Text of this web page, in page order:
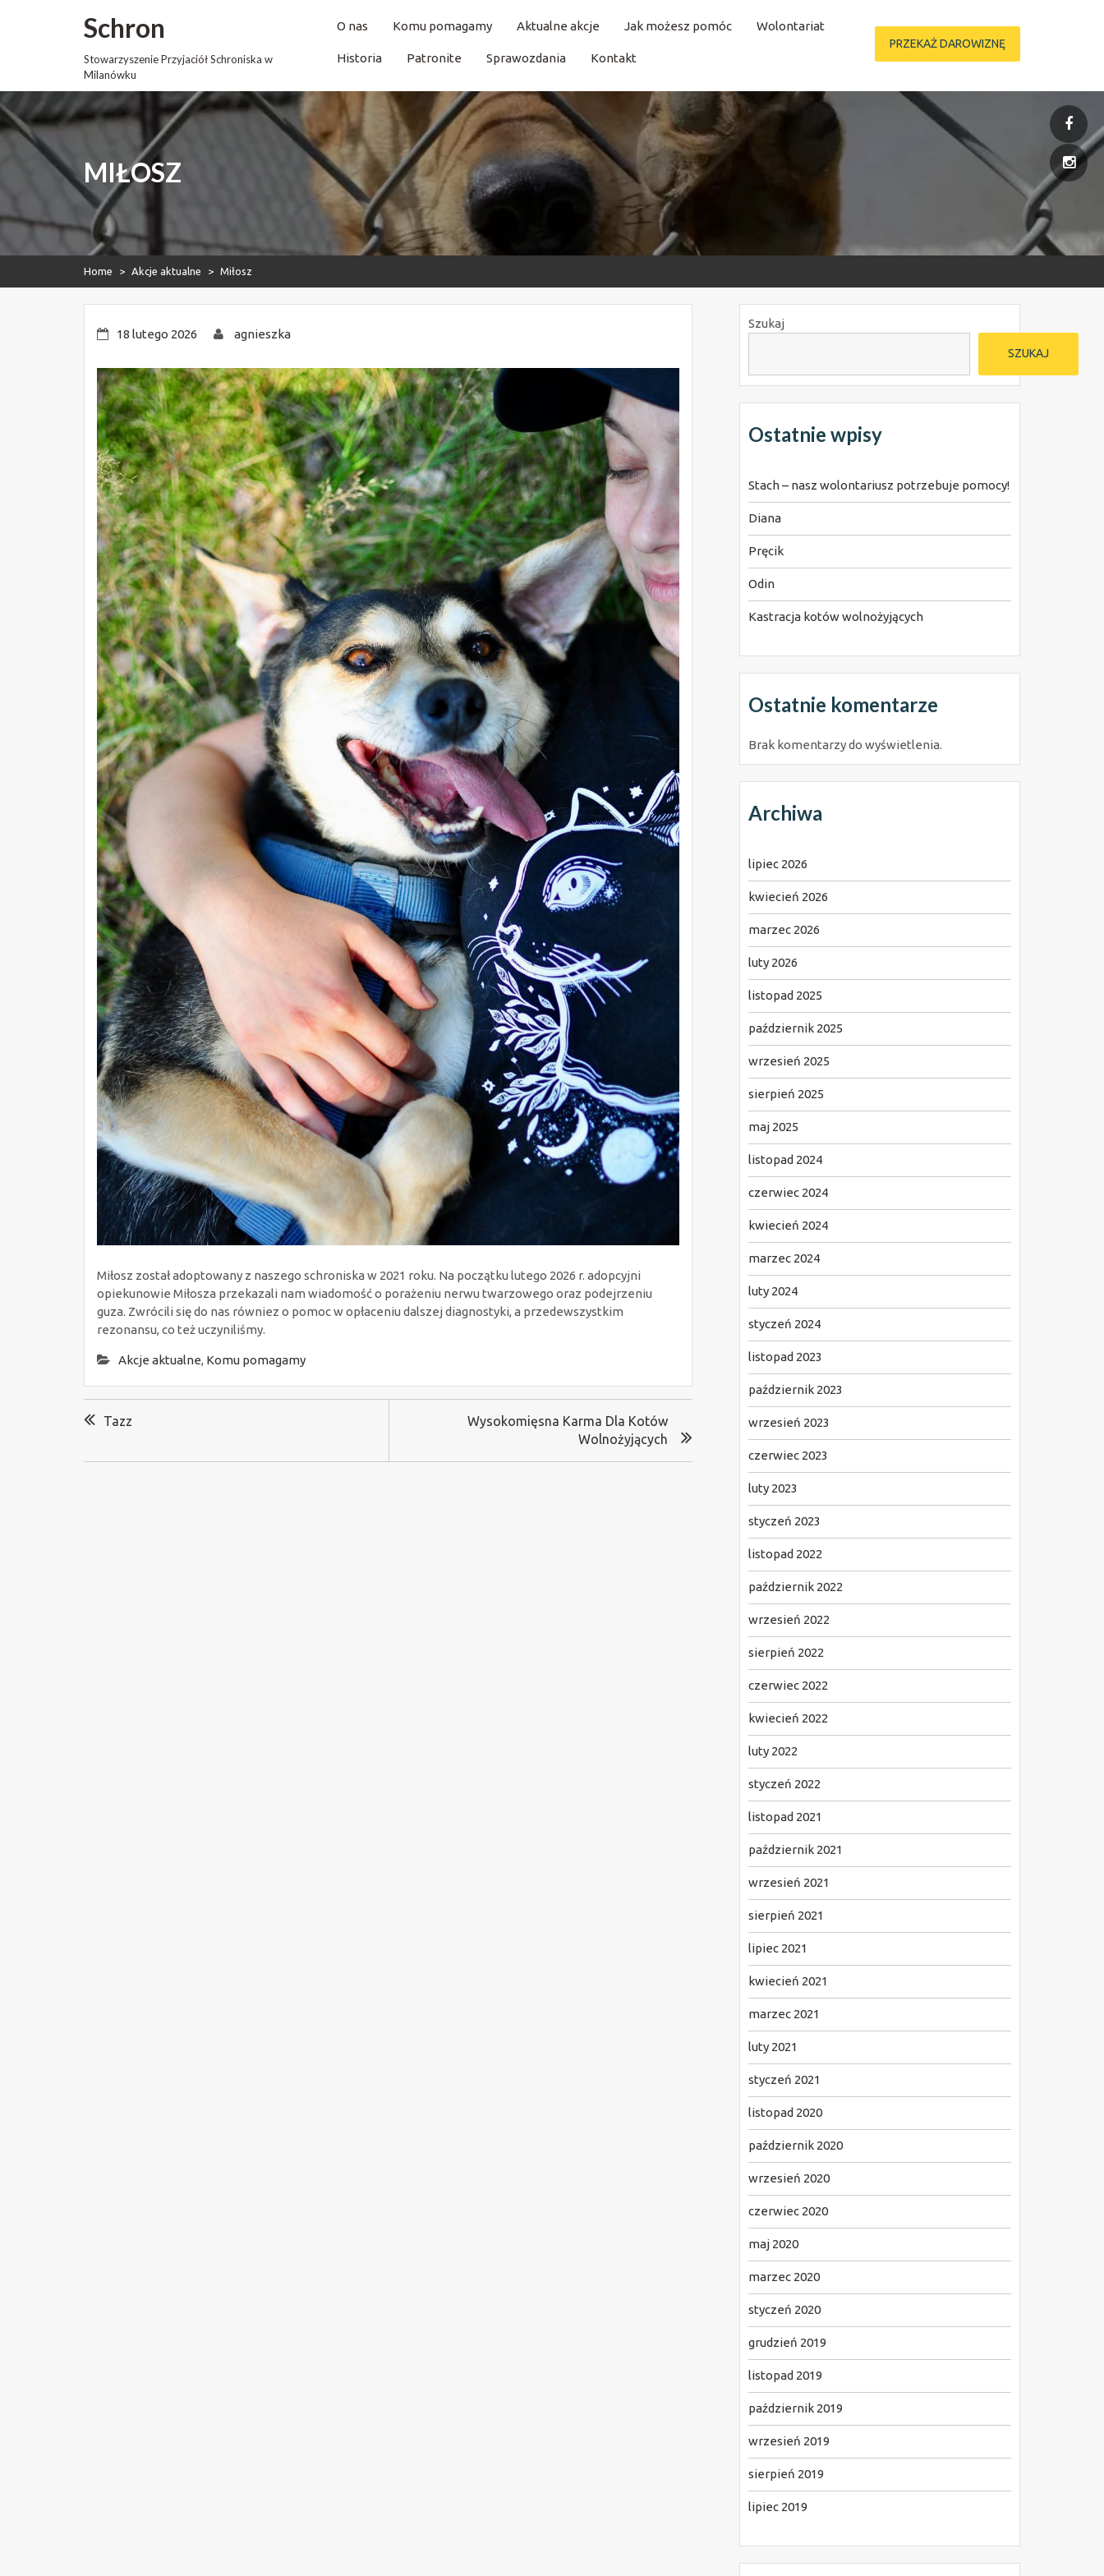
Schron
Stowarzyszenie Przyjaciół Schroniska w
Milanówku
PRZEKAŻ DAROWIZNĘ
O nas Komu pomagamy Aktualne akcje Jak możesz pomóc Wolontariat
Historia Patronite Sprawozdania Kontakt
MIŁOSZ
Home > Akcje aktualne > Miłosz
18 lutego 2026 agnieszka
Miłosz został adoptowany z naszego schroniska w 2021 roku. Na początku lutego 2026 r. adopcyjni
opiekunowie Miłosza przekazali nam wiadomość o porażeniu nerwu twarzowego oraz podejrzeniu
guza. Zwrócili się do nas równiez o pomoc w opłaceniu dalszej diagnostyki, a przedewszystkim
rezonansu, co też uczyniliśmy.
Akcje aktualne, Komu pomagamy
Nawigacja
Tazz
Wysokomięsna Karma Dla Kotów
Wolnożyjących
Szukaj
SZUKAJ
Ostatnie wpisy
Stach – nasz wolontariusz potrzebuje pomocy!
Diana
Pręcik
Odin
Kastracja kotów wolnożyjących
Ostatnie komentarze
Brak komentarzy do wyświetlenia.
Archiwa
lipiec 2026
kwiecień 2026
marzec 2026
luty 2026
listopad 2025
październik 2025
wrzesień 2025
sierpień 2025
maj 2025
listopad 2024
czerwiec 2024
kwiecień 2024
marzec 2024
luty 2024
styczeń 2024
listopad 2023
październik 2023
wrzesień 2023
czerwiec 2023
luty 2023
styczeń 2023
listopad 2022
październik 2022
wrzesień 2022
sierpień 2022
czerwiec 2022
kwiecień 2022
luty 2022
styczeń 2022
listopad 2021
październik 2021
wrzesień 2021
sierpień 2021
lipiec 2021
kwiecień 2021
marzec 2021
luty 2021
styczeń 2021
listopad 2020
październik 2020
wrzesień 2020
czerwiec 2020
maj 2020
marzec 2020
styczeń 2020
grudzień 2019
listopad 2019
październik 2019
wrzesień 2019
sierpień 2019
lipiec 2019